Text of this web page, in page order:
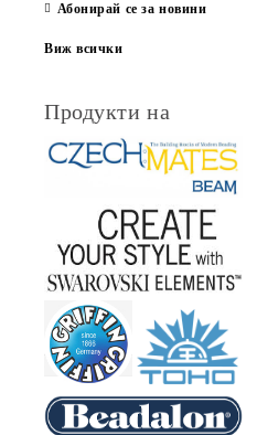
Абонирай се за новини
Виж всички
Продукти на